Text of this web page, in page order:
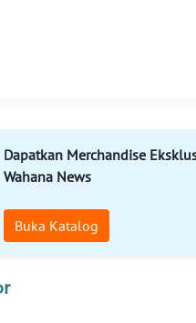
Dapatkan Merchandise
Wahana News
Buka Katalog